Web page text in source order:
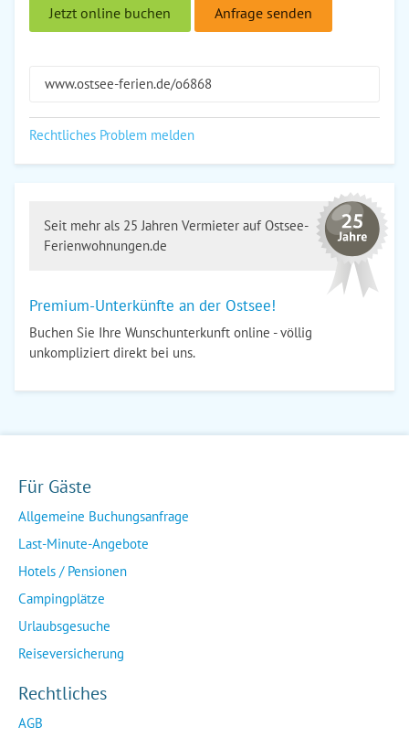
Jetzt online buchen Anfrage senden
www.ostsee-ferien.de/o6868
Rechtliches Problem melden
Seit mehr als 25 Jahren Vermieter auf Ostsee-
Ferienwohnungen.de
Premium-Unterkünfte an der Ostsee!
Buchen Sie Ihre Wunschunterkunft online - völlig
unkompliziert direkt bei uns.
Für Gäste
Allgemeine Buchungsanfrage
Last-Minute-Angebote
Hotels / Pensionen
Campingplätze
Urlaubsgesuche
Reiseversicherung
Rechtliches
AGB